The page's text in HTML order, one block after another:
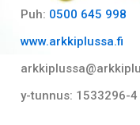
Puh: 0500 645 998
www.arkkiplussa.fi
y-tunnus: 1533296-4